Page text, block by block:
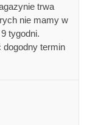
trwa
nie mamy w
tygodni.
dogodny termin